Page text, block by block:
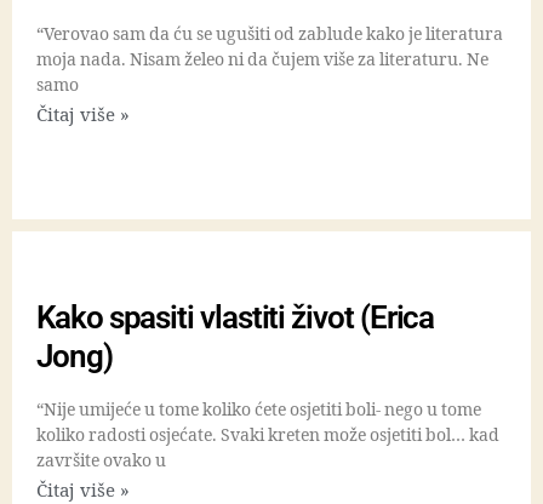
“Verovao sam da ću se ugušiti od zablude kako je literatura
moja nada. Nisam želeo ni da čujem više za literaturu. Ne
samo
Čitaj više »
Kako spasiti vlastiti život (Erica
Jong)
“Nije umijeće u tome koliko ćete osjetiti boli- nego u tome
koliko radosti osjećate. Svaki kreten može osjetiti bol… kad
završite ovako u
Čitaj više »